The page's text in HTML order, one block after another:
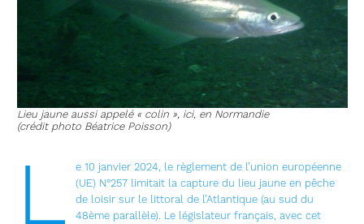
Lieu jaune aussi appelé « colin », ici, en Normandie
(crédit photo Béatrice Poisson)
L
e 10 janvier 2024, le règlement de l’union européenne
(UE) N°257 limitait la capture du lieu jaune en pêche
de loisir sur le littoral de l’Atlantique (au sud du
48ème parallèle). Le législateur français, avec cet